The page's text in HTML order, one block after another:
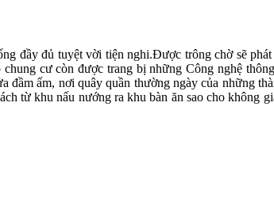
đầy đủ tuyệt vời tiện nghi.Được trông chờ sẽ
cư còn được trang bị những Công nghệ
ấm, nơi quây quần thường ngày của những
từ khu nấu nướng ra khu bàn ăn sao cho không